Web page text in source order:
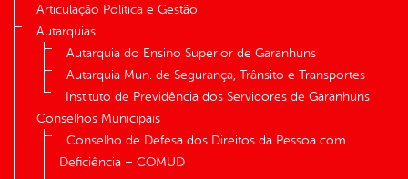
Articulação Política e Gestão
Autarquias
Autarquia do Ensino Superior de Garanhuns
Autarquia Mun. de Segurança, Trânsito e Transportes
Instituto de Previdência dos Servidores de Garanhuns
Conselhos Municipais
Conselho de Defesa dos Direitos da Pessoa com
Deficiência – COMUD